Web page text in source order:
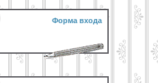
Форма входа